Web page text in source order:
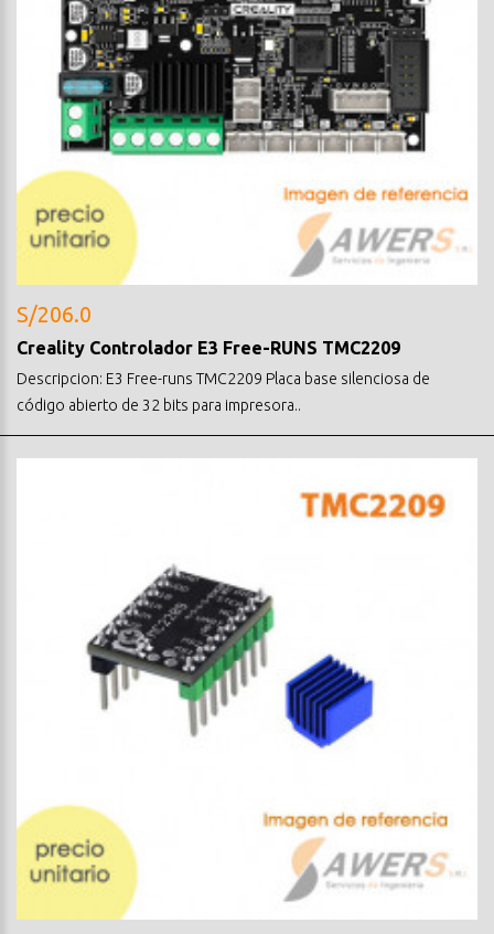
S/206.0
Creality Controlador E3 Free-RUNS TMC2209
Descripcion: E3 Free-runs TMC2209 Placa base silenciosa de
código abierto de 32 bits para impresora..